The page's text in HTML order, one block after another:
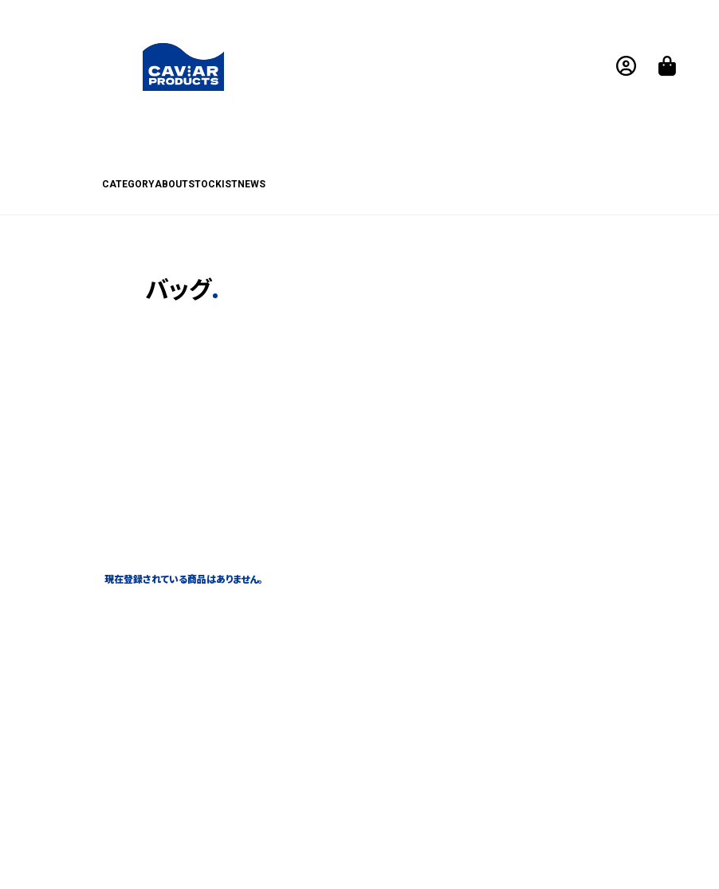
CATEGORYABOUTSTOCKISTNEWS
バッグ
現在登録されている商品はありません。